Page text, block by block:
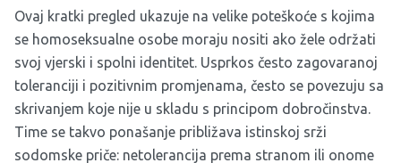
Ovaj kratki pregled ukazuje na velike poteškoće s kojima
se homoseksualne osobe moraju nositi ako žele održati
svoj vjerski i spolni identitet. Usprkos često zagovaranoj
toleranciji i pozitivnim promjenama, često se povezuju sa
skrivanjem koje nije u skladu s principom dobročinstva.
Time se takvo ponašanje približava istinskoj srži
sodomske priče: netolerancija prema stranom ili onome